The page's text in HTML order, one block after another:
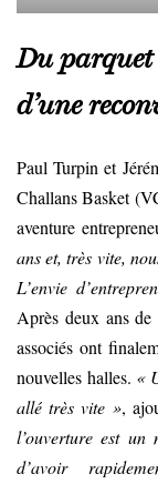
Du parquet
d’une
Paul Turpin et
Challans Basket
aventure
ans et, très vite,
L’envie
Après deux ans
associés ont
nouvelles halles. «
allé très vite »,
l’ouverture est
d’avoir